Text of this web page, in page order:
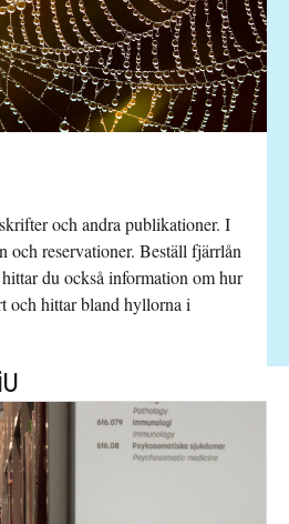
och andra publikationer. I
och reservationer. Beställ fjärrlån
du också information om hur
och hittar bland hyllorna i